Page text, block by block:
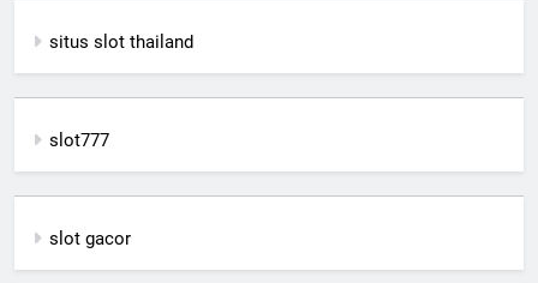
situs slot thailand
slot777
slot gacor